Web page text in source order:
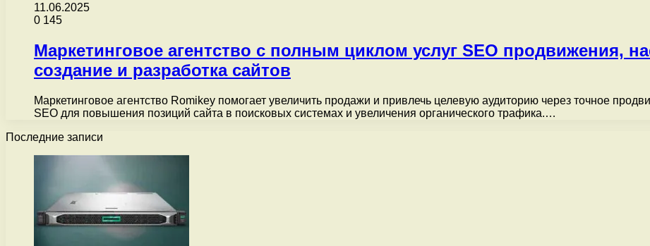
11.06.2025
0 145
Маркетинговое агентство с полным циклом услуг SEO продвижения,
создание и разработка сайтов
Маркетинговое агентство Romikey помогает увеличить продажи и привлечь целевую аудиторию через точное
SEO для повышения позиций сайта в поисковых системах и увеличения органического трафика.…
Последние записи